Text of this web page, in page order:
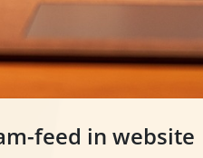
feed in website